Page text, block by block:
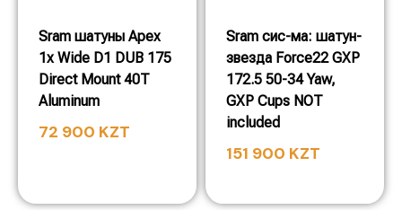
Sram шатуны Apex
1x Wide D1 DUB 175
Direct Mount 40T
Aluminum
72 900 KZT
Sram сис-ма: шатун-
звезда Force22 GXP
172.5 50-34 Yaw,
GXP Cups NOT
included
151 900 KZT